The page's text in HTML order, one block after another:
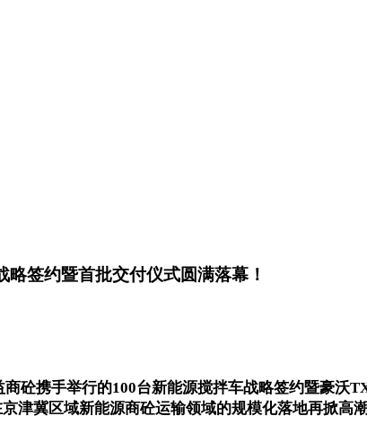
签约暨首批交付仪式圆满落幕！
砼携手举行的100台新能源搅拌车战略签约暨豪沃
津冀区域新能源商砼运输领域的规模化落地再掀高